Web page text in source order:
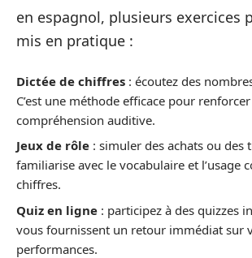
en espagnol, plusieurs exercices
mis en pratique :
Dictée de chiffres : écoutez des
C’est une méthode efficace pour
compréhension auditive.
Jeux de rôle : simuler des achats ou des
familiarise avec le vocabulaire et l’usage
chiffres.
Quiz en ligne : participez à des quizzes
vous fournissent un retour immédiat sur
performances.